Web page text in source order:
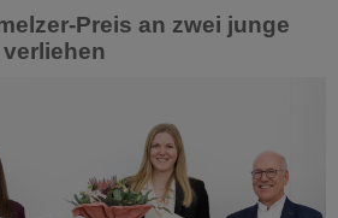
Preis an zwei junge